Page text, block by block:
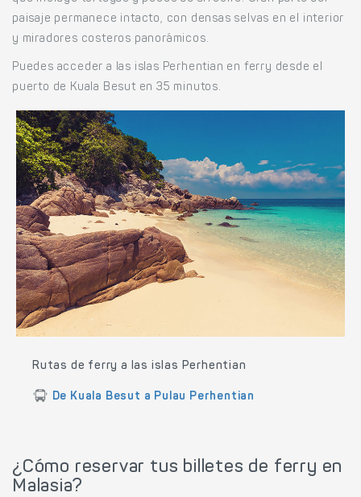
paisaje permanece intacto, con densas selvas en el interior
y miradores costeros panorámicos.
Puedes acceder a las islas Perhentian en ferry desde el
puerto de Kuala Besut en 35 minutos.
Rutas de ferry a las islas Perhentian
De Kuala Besut a Pulau Perhentian
¿Cómo reservar tus billetes de ferry en
Malasia?